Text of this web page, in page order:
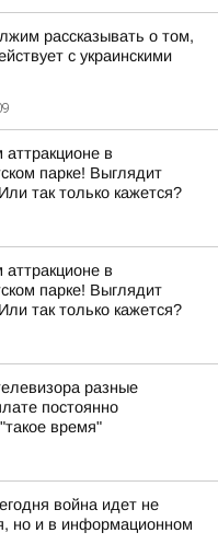
рассказывать о том,
с украинскими
в
парке! Выглядит
так только кажется?
в
парке! Выглядит
так только кажется?
разные
постоянно
время"
война идет не
но и в информационном